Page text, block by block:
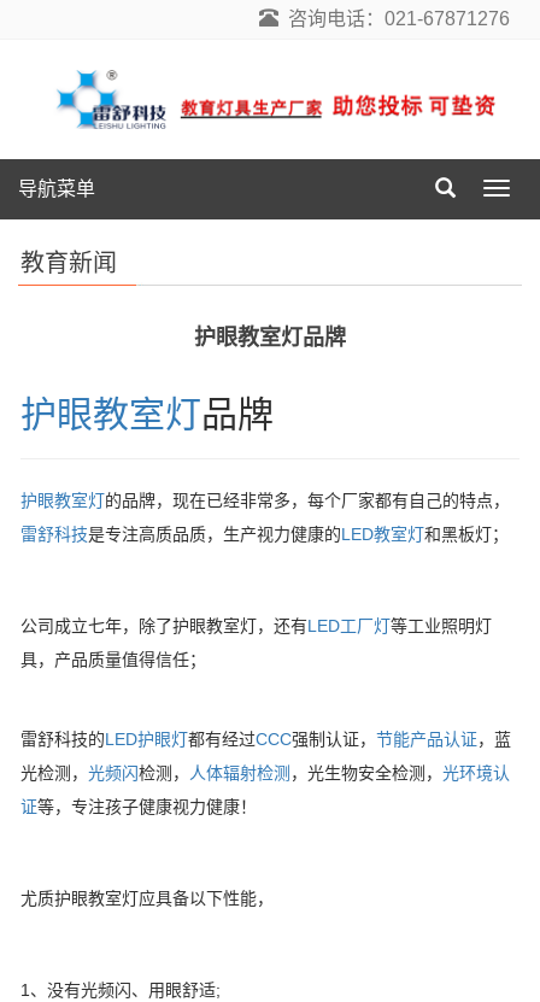
咨询电话：021-67871276
导
航
导航菜单
教育新闻
护眼教室灯品牌
护眼教室灯品牌
护眼教室灯的品牌，现在已经非常多，每个厂家都有自己的特点，
雷舒科技是专注高质品质，生产视力健康的LED教室灯和黑板灯；
公司成立七年，除了护眼教室灯，还有LED工厂灯等工业照明灯
具，产品质量值得信任；
雷舒科技的LED护眼灯都有经过CCC强制认证， 节能产品认证，蓝
光检测， 光频闪检测， 人体辐射检测 ，光生物安全检测， 光环境认
证等，专注孩子健康视力健康！
尤质护眼教室灯应具备以下性能，
1、没有光频闪、用眼舒适;